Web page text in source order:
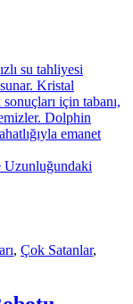
su tahliyesi
Kristal
için tabanı,
Dolphin
emanet
, Çok Satanlar,